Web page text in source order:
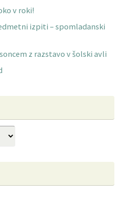
v roki!
izpiti – spomladanski
z razstavo v šolski avli